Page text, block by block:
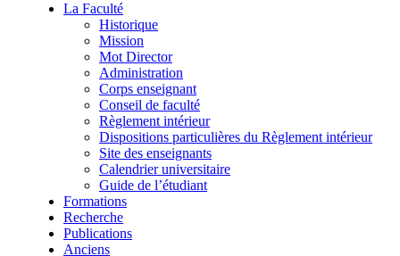
La Faculté
Historique
Mission
Mot Director
Administration
Corps enseignant
Conseil de faculté
Règlement intérieur
Dispositions particulières du Règlement intérieur
Site des enseignants
Calendrier universitaire
Guide de l’étudiant
Formations
Recherche
Publications
Anciens